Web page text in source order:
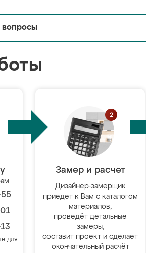
вопросы
для
Замер и расчет
Дизайнер-замерщик
приедет к Вам с каталогом
материалов,
проведёт детальные
замеры,
составит проект и сделает
окончательный расчёт